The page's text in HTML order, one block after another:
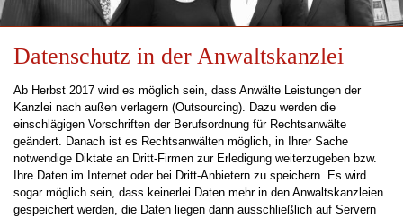
Datenschutz in der Anwaltskanzlei
Ab Herbst 2017 wird es möglich sein, dass Anwälte Leistungen der
Kanzlei nach außen verlagern (Outsourcing). Dazu werden die
einschlägigen Vorschriften der Berufsordnung für Rechtsanwälte
geändert. Danach ist es Rechtsanwälten möglich, in Ihrer Sache
notwendige Diktate an Dritt-Firmen zur Erledigung weiterzugeben bzw.
Ihre Daten im Internet oder bei Dritt-Anbietern zu speichern. Es wird
sogar möglich sein, dass keinerlei Daten mehr in den Anwaltskanzleien
gespeichert werden, die Daten liegen dann ausschließlich auf Servern